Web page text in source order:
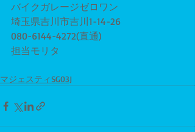
バイクガレージゼロワン
埼玉県吉川市吉川1-14-26
080-6144-4272(直通)
担当モリタ
マジェスティSG03J